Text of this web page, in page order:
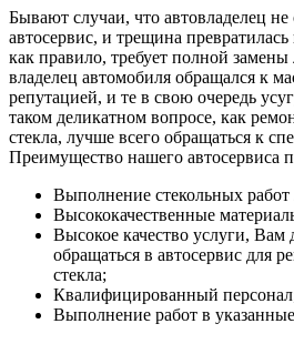
Бывают случаи, что автовладелец не
автосервис, и трещина
как правило, требует полной
владелец автомобиля обращался к
репутацией, и те в свою очередь
таком деликатном вопросе, как
стекла, лучше всего обращаться к
Преимущество нашего автосервиса
Выполнение стекольных
Высококачественные
Высокое качество услуги, Вам
обращаться в автосервис для
стекла;
Квалифицированный
Выполнение работ в